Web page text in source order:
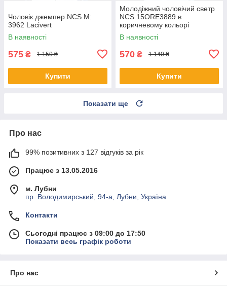
Чоловік джемпер NCS M:
3962 Lacivert
В наявності
575 ₴ 1 150 ₴
Купити
Молодіжний чоловічий светр
NCS 15ORE3889 в
коричневому кольорі
В наявності
570 ₴ 1 140 ₴
Купити
Показати ще
Про нас
99% позитивних з 127 відгуків за рік
Працює з 13.05.2016
м. Лубни
пр. Володимирський, 94-а, Лубни, Україна
Контакти
Сьогодні працює з 09:00 до 17:50
Показати весь графік роботи
Про нас